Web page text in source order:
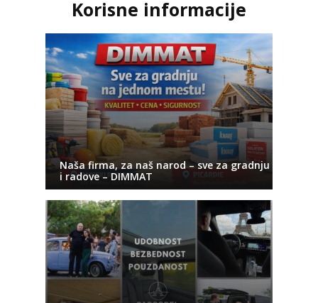
Korisne informacije
Naša firma, za naš narod – sve za gradnju
i radove – DIMMAT